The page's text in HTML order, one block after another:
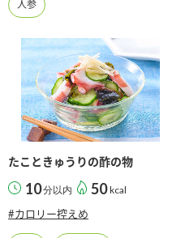
人参
たこときゅうりの酢の物
10分以内 50 kcal
#カロリー控えめ